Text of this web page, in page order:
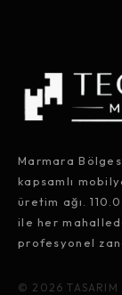
Marmara
kapsamlı
üretim ağı.
ile her
profesyonel
© 2026 TASARIM